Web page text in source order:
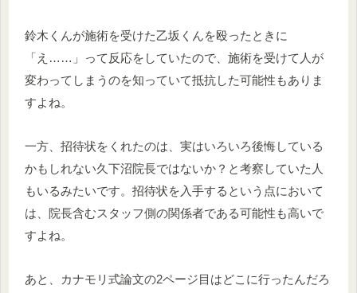
鈴木くんが施術を受けた乙坂くんを殴ったときに
「え……」って反応をしていたので、施術を受けて人が
変わってしまうのを知っていて抵抗した可能性もありま
すよね。
一方、招待状をくれたのは、実はいろいろ後悔している
かもしれない久下沼院長ではないか？と考察していた人
もいるみたいです。招待状を入手するという点において
は、院長含むスタッフ側の関係者である可能性も高いで
すよね。
あと、カナモリ式論文の2ページ目はどこに行ったんだろ